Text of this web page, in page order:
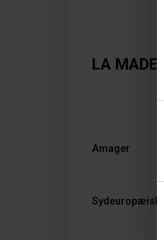
LA
Amager
Sydeuropæisk